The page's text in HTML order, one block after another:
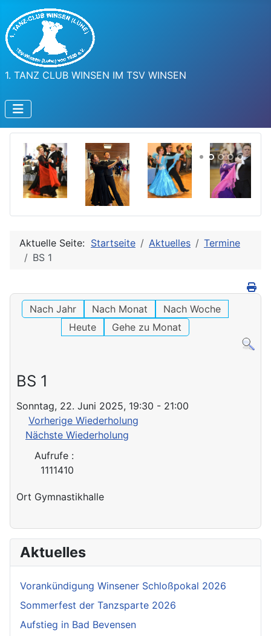
1. TANZ CLUB WINSEN IM TSV WINSEN
Aktuelle Seite: Startseite Aktuelles
Termine
BS 1
Nach Jahr Nach Monat
Nach Woche
Heute
Gehe zu Monat
BS 1
Sonntag, 22. Juni 2025, 19:30 - 21:00
Vorherige Wiederholung
Nächste Wiederholung
Aufrufe:
1111410
Ort Gymnastikhalle
Aktuelles
Vorankündigung Winsener Schloßpokal 2026
Sommerfest der Tanzsparte 2026
Aufstieg in Bad Bevensen